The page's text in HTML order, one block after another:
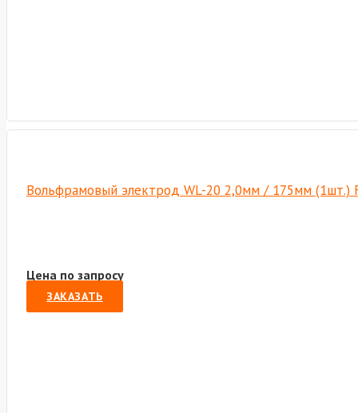
Вольфрамовый электрод WL-20 2,0мм / 175мм (1шт.)
Цена по запросу
ЗАКАЗАТЬ